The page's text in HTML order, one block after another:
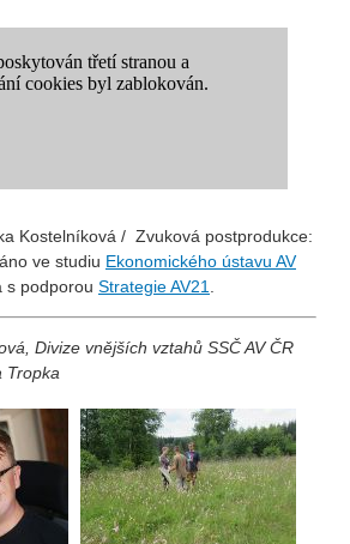
Kostelníková / Zvuková postprodukce:
ve studiu Ekonomického ústavu AV
s podporou ⁠Strategie AV21⁠.
Divize vnějších vztahů SSČ AV ČR
Tropka